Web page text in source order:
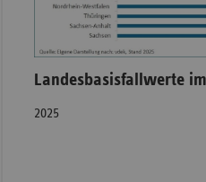
Landesbasisfallwerte
2025